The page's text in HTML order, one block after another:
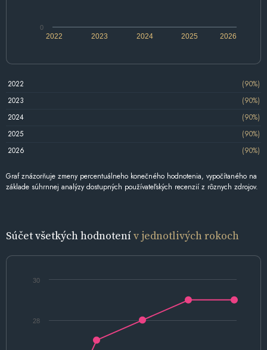
2022 2024 2026
2023 2025
0
2022
(90%)
2023
(90%)
2024
(90%)
2025
(90%)
2026
(90%)
Graf znázorňuje zmeny percentuálneho konečného hodnotenia, vypočítaného na
základe súhrnnej analýzy dostupných používateľských recenzií z rôznych zdrojov.
Súčet všetkých hodnotenív jednotlivých rokoch
28
30